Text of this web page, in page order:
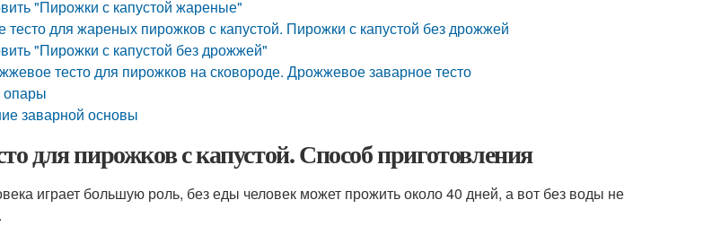
"Пирожки с капустой жареные"
для жареных пирожков с капустой. Пирожки с капустой без дрожжей
"Пирожки с капустой без дрожжей"
тесто для пирожков на сковороде. Дрожжевое заварное тесто
опары
заварной основы
для пирожков с капустой. Способ приготовления
играет большую роль, без еды человек может прожить около 40 дней, а вот без воды не